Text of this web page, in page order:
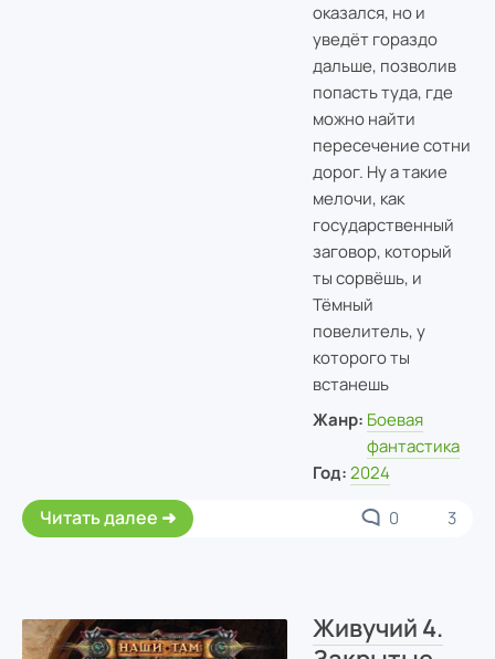
оказался, но и
уведёт гораздо
дальше, позволив
попасть туда, где
можно найти
пересечение сотни
дорог. Ну а такие
мелочи, как
государственный
заговор, который
ты сорвёшь, и
Тёмный
повелитель, у
которого ты
встанешь
Жанр: Боевая
фантастика
Год: 2024
Читать далее 0 3
Живучий 4.